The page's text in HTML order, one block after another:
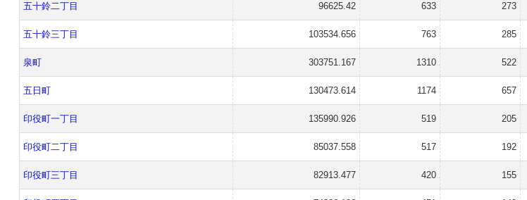
五十鈴二丁目 96625.42 633 273
五十鈴三丁目 103534.656 763 285
泉町 303751.167 1310 522
五日町 130473.614 1174 657
印役町一丁目 135990.926 519 205
印役町二丁目 85037.558 517 192
印役町三丁目 82913.477 420 155